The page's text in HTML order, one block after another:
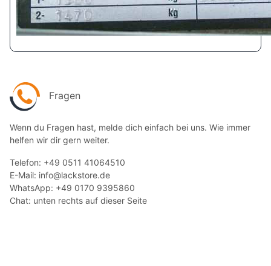
Fragen
Wenn du Fragen hast, melde dich einfach bei uns. Wie immer
helfen wir dir gern weiter.
Telefon: +49 0511 41064510
E-Mail: info@lackstore.de
WhatsApp: +49 0170 9395860
Chat: unten rechts auf dieser Seite